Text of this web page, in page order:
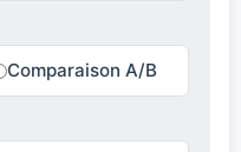
Comparaison A/B